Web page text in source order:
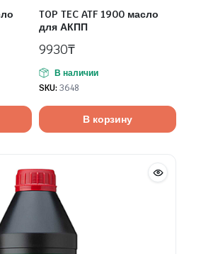
TOP TEC ATF 1900 масло
для АКПП
9930₸
В наличии
SKU: 3648
В корзину